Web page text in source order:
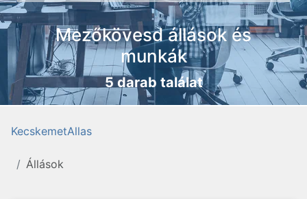
Mezőkövesd állások és
munkák
5 darab találat
KecskemetAllas
Állások